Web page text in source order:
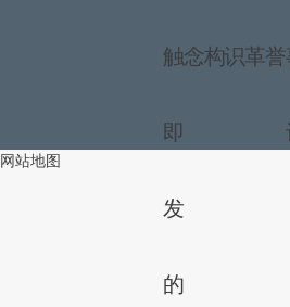
触
即
发
的
念构识革誉
网站地图